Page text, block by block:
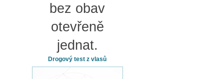
bez obav
otevřeně
jednat.
Drogový test z vlasů